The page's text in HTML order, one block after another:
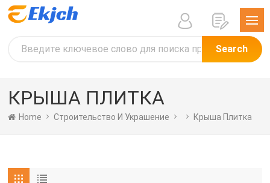
Search
КРЫША ПЛИТКА
Home Строительство И Украшение Крыша Плитка